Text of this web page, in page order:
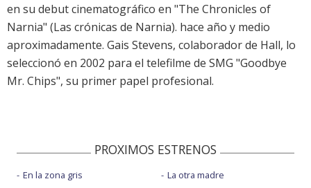
en su debut cinematográfico en "The Chronicles of
Narnia" (Las crónicas de Narnia). hace año y medio
aproximadamente. Gais Stevens, colaborador de Hall, lo
seleccionó en 2002 para el telefilme de SMG "Goodbye
Mr. Chips", su primer papel profesional.
PROXIMOS ESTRENOS
En la zona gris
La otra madre